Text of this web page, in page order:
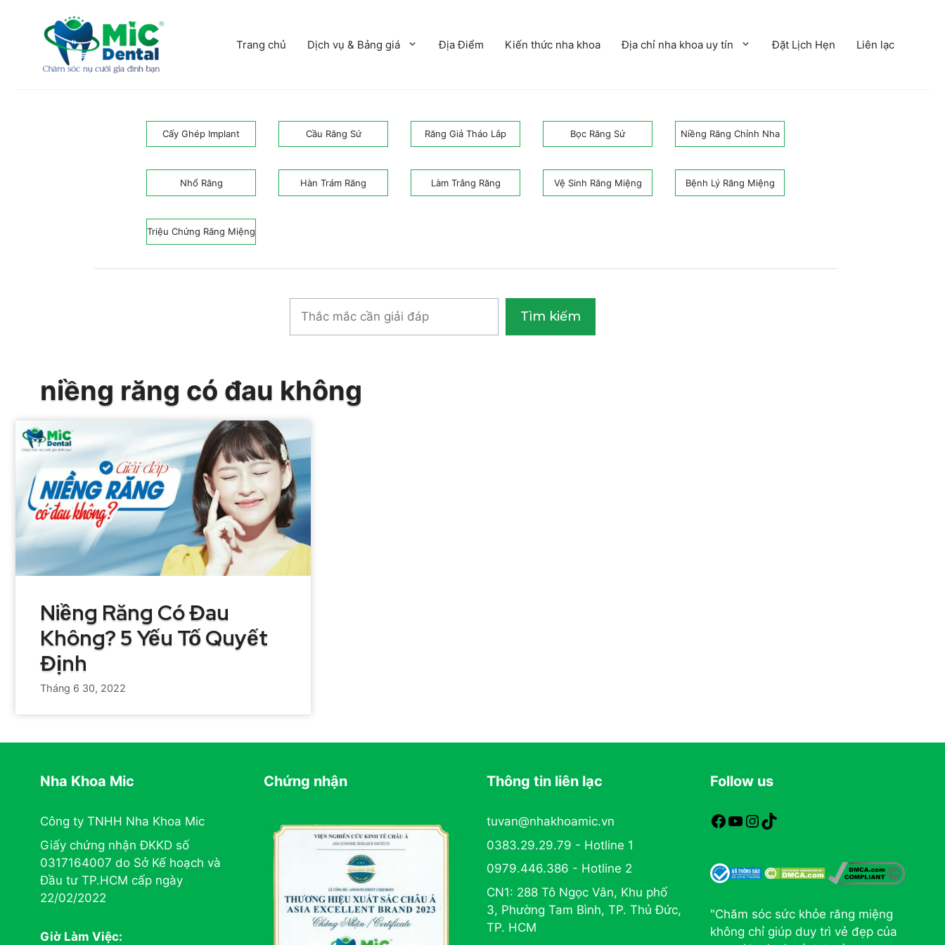
Trang chủ Dịch vụ & Bảng giá Địa Điểm Kiến thức nha khoa Địa chỉ nha khoa uy tín Đặt Lịch Hẹn Liên lạc
Cấy Ghép Implant Cầu Răng Sứ Răng Giả Tháo Lắp Bọc Răng Sứ Niềng Răng Chỉnh Nha
Nhổ Răng Hàn Trám Răng Làm Trắng Răng Vệ Sinh Răng Miệng Bệnh Lý Răng Miệng
Triệu Chứng Răng Miệng
kiếm
Tìm kiếm
niềng răng có đau không
Niềng Răng Có Đau
Không? 5 Yếu Tố Quyết
Định
Tháng 6 30, 2022
Nha Khoa Mic
Công ty TNHH Nha Khoa Mic
Giấy chứng nhận ĐKKD số
0317164007 do Sở Kế hoạch và
Đầu tư TP.HCM cấp ngày
22/02/2022
Giờ Làm Việc:
Chứng nhận Thông tin liên lạc
tuvan@nhakhoamic.vn
0383.29.29.79 - Hotline 1
0979.446.386 - Hotline 2
CN1: 288 Tô Ngọc Vân, Khu phố
3, Phường Tam Bình, TP. Thủ Đức,
TP. HCM
Follow us
https://www.facebook.com/
https://www.youtube.com
https://www.instagram.com
TikTok
"Chăm sóc sức khỏe răng miệng
không chỉ giúp duy trì vẻ đẹp của